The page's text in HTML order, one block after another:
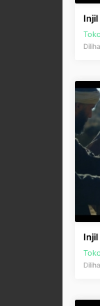
Injil
Injil